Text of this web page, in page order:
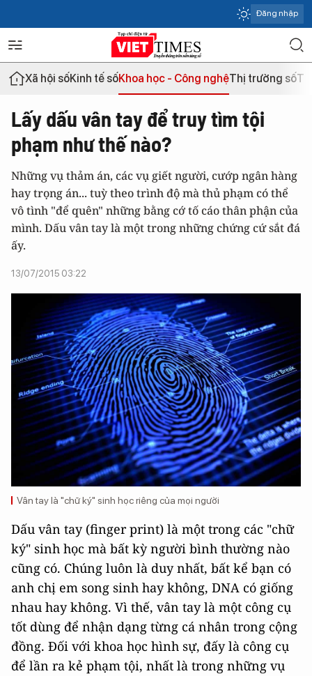
Đăng nhập
Xã hội sốKinh tế sốKhoa học - Công nghệThị trường số
Lấy dấu vân tay để truy tìm tội
phạm như thế nào?
Những vụ thảm án, các vụ giết người, cướp ngân hàng
hay trọng án... tuỳ theo trình độ mà thủ phạm có thể
vô tình "để quên" những bằng cớ tố cáo thân phận của
mình. Dấu vân tay là một trong những chứng cứ sắt đá
ấy.
13/07/2015 03:22
Vân tay là "chữ ký" sinh học riêng của mọi người
Dấu vân tay (finger print) là một trong các "chữ
ký" sinh học mà bất kỳ người bình thường nào
cũng có. Chúng luôn là duy nhất, bất kể bạn có
anh chị em song sinh hay không, DNA có giống
nhau hay không. Vì thế, vân tay là một công cụ
tốt dùng để nhận dạng từng cá nhân trong cộng
đồng. Đối với khoa học hình sự, đấy là công cụ
để lần ra kẻ phạm tội, nhất là trong những vụ